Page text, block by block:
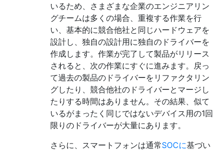
いるため、さまざまな企業のエンジニアリン
グチームは多くの場合、重複する作業を行
い、基本的に競合他社と同じハードウェアを
設計し、独自の設計用に独自のドライバーを
作成します。作業が完了して製品がリリース
されると、次の作業にすぐに進みます。戻っ
て過去の製品のドライバーをリファクタリン
グしたり、競合他社のドライバーとマージし
たりする時間はありません。その結果、似て
いるがまったく同じではないデバイス用の1回
限りのドライバーが大量にあります。
さらに、スマートフォンは通常SOCに基づい